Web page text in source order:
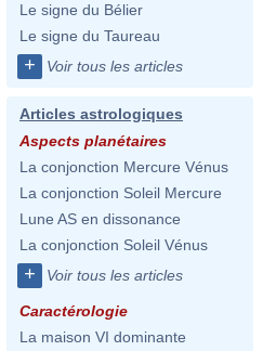
Le signe du Bélier
Le signe du Taureau
+ Voir tous les articles
Articles astrologiques
Aspects planétaires
La conjonction Mercure Vénus
La conjonction Soleil Mercure
Lune AS en dissonance
La conjonction Soleil Vénus
+ Voir tous les articles
Caractérologie
La maison VI dominante